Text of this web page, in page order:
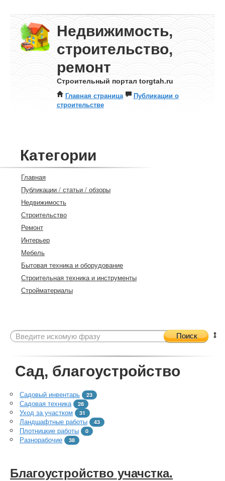
Недвижимость,
строительство,
ремонт
Строительный портал torgtah.ru
Главная страница
Публикации о
строительстве
Категории
Главная
Публикации / статьи / обзоры
Недвижимость
Строительство
Ремонт
Интерьер
Мебель
Бытовая техника и оборудование
Строительная техника и инструменты
Стройматериалы
Поиск
Сад, благоустройство
Садовый инвентарь 23
Садовая техника 28
Уход за участком 31
Ландшафтные работы 43
Плотницкие работы 0
Разнорабочие 38
Благоустройство учачстка.